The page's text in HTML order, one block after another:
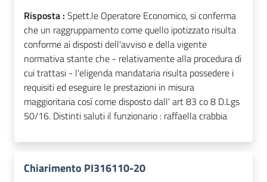
Risposta : Spett.le Operatore Economico, si conferma
che un raggruppamento come quello ipotizzato risulta
conforme ai disposti dell'avviso e della vigente
normativa stante che - relativamente alla procedura di
cui trattasi - l'eligenda mandataria risulta possedere i
requisiti ed eseguire le prestazioni in misura
maggioritaria così come disposto dall' art 83 co 8 D.Lgs
50/16. Distinti saluti il funzionario : raffaella crabbia
Chiarimento PI316110-20